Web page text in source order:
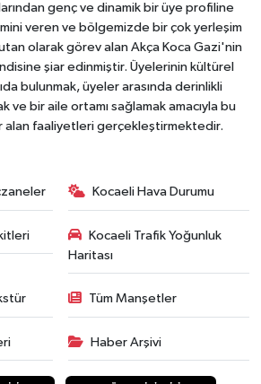
genç ve dinamik bir üye profiline
veren ve bölgemizde bir çok yerleşim
olarak görev alan Akça Koca Gazi'nin
şiar edinmiştir. Üyelerinin kültürel
bulunmak, üyeler arasında derinlikli
ve bir aile ortamı sağlamak amacıyla bu
alan faaliyetleri gerçekleştirmektedir.
Kocaeli Hava Durumu
Kocaeli Trafik Yoğunluk
Haritası
Tüm Manşetler
Haber Arşivi